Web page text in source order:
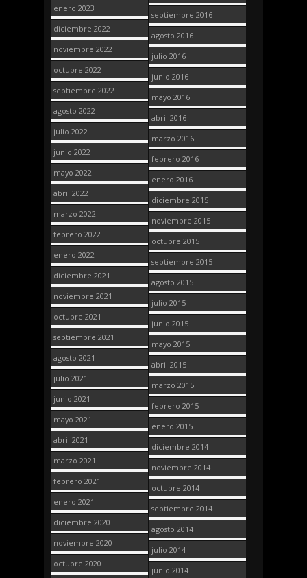
enero 2023
diciembre 2022
noviembre 2022
octubre 2022
septiembre 2022
agosto 2022
julio 2022
junio 2022
mayo 2022
abril 2022
marzo 2022
febrero 2022
enero 2022
diciembre 2021
noviembre 2021
octubre 2021
septiembre 2021
agosto 2021
julio 2021
junio 2021
mayo 2021
abril 2021
marzo 2021
febrero 2021
enero 2021
diciembre 2020
noviembre 2020
octubre 2020
septiembre 2016
agosto 2016
julio 2016
junio 2016
mayo 2016
abril 2016
marzo 2016
febrero 2016
enero 2016
diciembre 2015
noviembre 2015
octubre 2015
septiembre 2015
agosto 2015
julio 2015
junio 2015
mayo 2015
abril 2015
marzo 2015
febrero 2015
enero 2015
diciembre 2014
noviembre 2014
octubre 2014
septiembre 2014
agosto 2014
julio 2014
junio 2014